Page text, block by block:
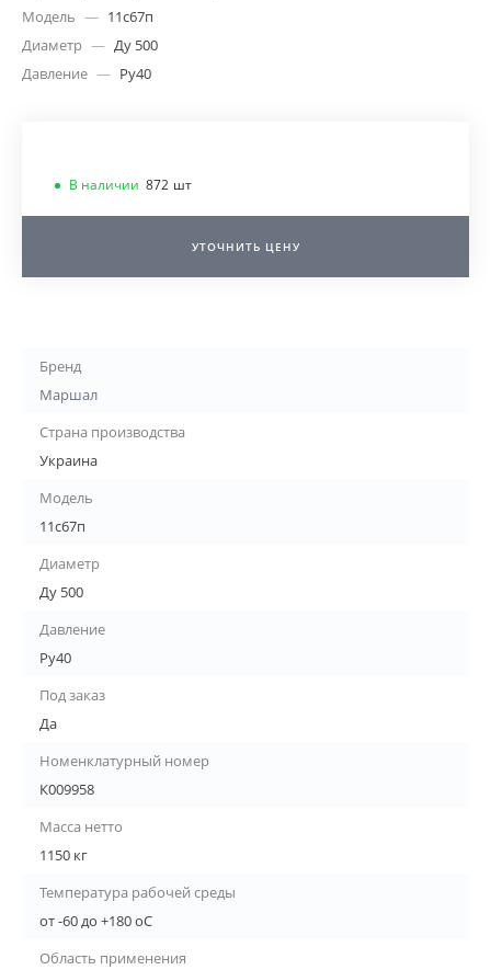
Модель — 11с67п
Диаметр — Ду 500
Давление — Ру40
В наличии 872 шт
УТОЧНИТЬ ЦЕНУ
Бренд
Маршал
Страна производства
Украина
Модель
11с67п
Диаметр
Ду 500
Давление
Ру40
Под заказ
Да
Номенклатурный номер
К009958
Масса нетто
1150 кг
Температура рабочей среды
от -60 до +180 oC
Область применения